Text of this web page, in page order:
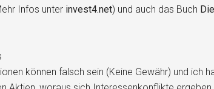
Infos unter invest4.net) und auch das Buch
können falsch sein (Keine Gewähr) und ich